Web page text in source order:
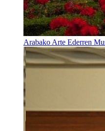
Arabako Arte Ederren